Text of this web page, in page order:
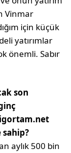
Vinmar
için küçük
yatırımlar
önemli. Sabır
son
ay­lık 500 bin